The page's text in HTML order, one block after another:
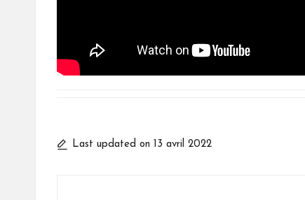
Last updated on 13 avril 2022